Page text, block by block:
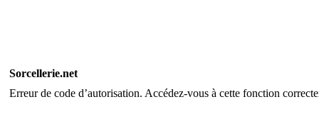
Sorcellerie.net
Erreur de code d’autorisation. Accédez-vous à cette fonction